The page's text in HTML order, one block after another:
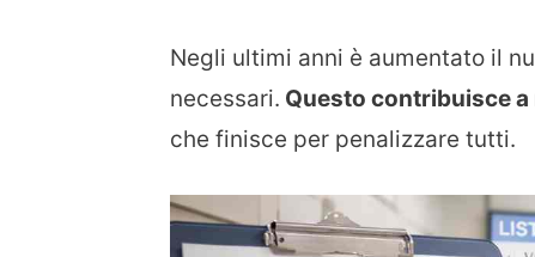
Negli ultimi anni è aumentato il
necessari. Questo contribuisce
che finisce per penalizzare tutti.